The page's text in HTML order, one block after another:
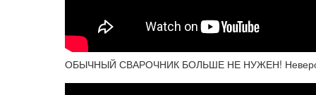
ОБЫЧНЫЙ СВАРОЧНИК БОЛЬШЕ НЕ НУЖЕН!